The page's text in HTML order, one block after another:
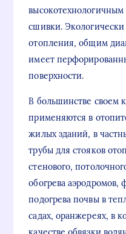
сшивки.
отопления, общим
имеет
поверхности.
В большинстве своем
применяются в
жилых зданий, в
трубы для стояков
стенового,
обогрева аэродромов,
подогрева почвы в
садах, оранжереях, в